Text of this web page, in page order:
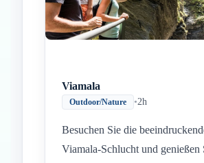
Viamala
Outdoor/Nature •2h
Besuchen Sie die
Viamala-Schlucht und genießen